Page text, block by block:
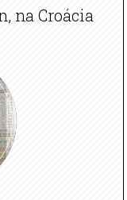
na Croácia